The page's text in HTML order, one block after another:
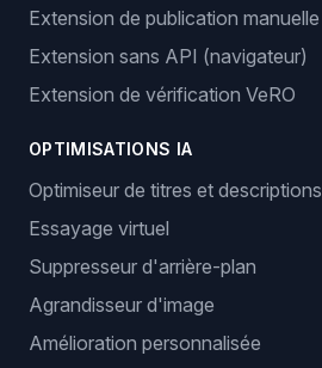
Extension de publication manuelle
Extension sans API (navigateur)
Extension de vérification VeRO
OPTIMISATIONS IA
Optimiseur de titres et descriptions
Essayage virtuel
Suppresseur d'arrière-plan
Agrandisseur d'image
Amélioration personnalisée